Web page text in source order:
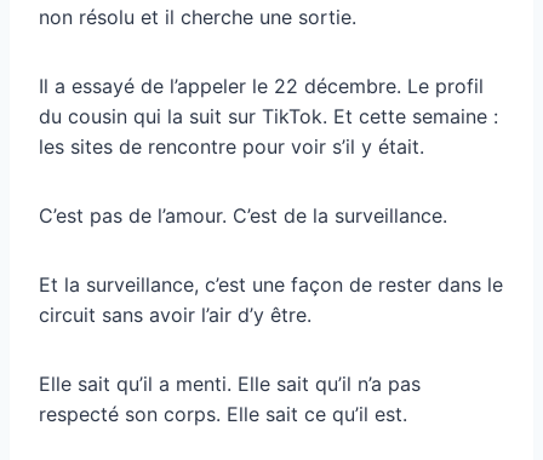
non résolu et il cherche une sortie.
Il a essayé de l’appeler le 22 décembre. Le profil
du cousin qui la suit sur TikTok. Et cette semaine :
les sites de rencontre pour voir s’il y était.
C’est pas de l’amour. C’est de la surveillance.
Et la surveillance, c’est une façon de rester dans le
circuit sans avoir l’air d’y être.
Elle sait qu’il a menti. Elle sait qu’il n’a pas
respecté son corps. Elle sait ce qu’il est.